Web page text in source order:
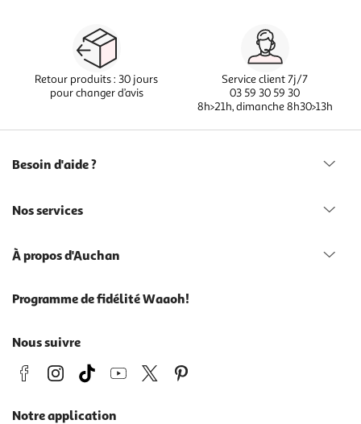
Retour produits : 30 jours
pour changer d’avis
Service client 7j/7
03 59 30 59 30
8h>21h, dimanche 8h30>13h
Besoin d'aide ?
Nos services
À propos d'Auchan
Programme de fidélité Waaoh!
Nous suivre
Notre application